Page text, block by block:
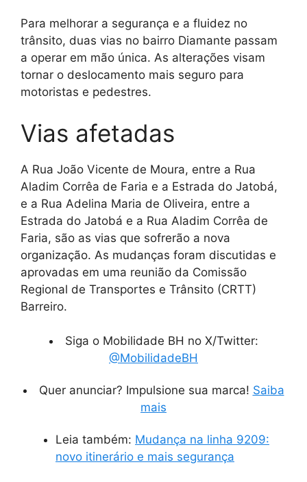
Para melhorar a segurança e a fluidez no
trânsito, duas vias no bairro Diamante passam
a operar em mão única. As alterações visam
tornar o deslocamento mais seguro para
motoristas e pedestres.
Vias afetadas
A Rua João Vicente de Moura, entre a Rua
Aladim Corrêa de Faria e a Estrada do Jatobá,
e a Rua Adelina Maria de Oliveira, entre a
Estrada do Jatobá e a Rua Aladim Corrêa de
Faria, são as vias que sofrerão a nova
organização. As mudanças foram discutidas e
aprovadas em uma reunião da Comissão
Regional de Transportes e Trânsito (CRTT)
Barreiro.
Siga o Mobilidade BH no X/Twitter:
@MobilidadeBH
Quer anunciar? Impulsione sua marca! Saiba
mais
Leia também: Mudança na linha 9209:
novo itinerário e mais segurança